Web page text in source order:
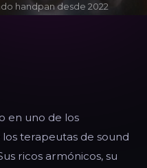
handpan desde 2022
en uno de los
terapeutas de sound
ricos armónicos, su